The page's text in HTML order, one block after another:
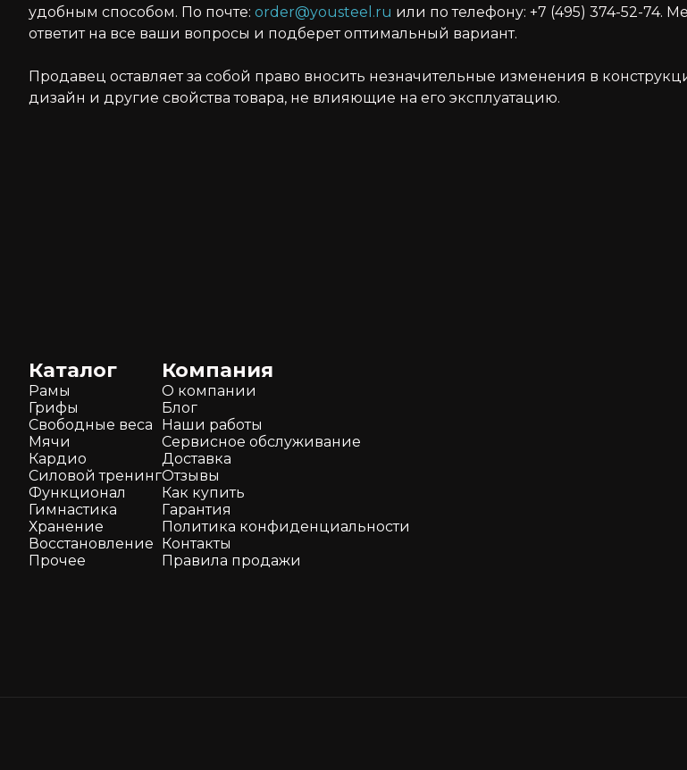
удобным способом. По почте: order@yousteel.ru или по телефону: +7 (495) 374-52-74.
ответит на все ваши вопросы и подберет оптимальный вариант.
Продавец оставляет за собой право вносить незначительные изменения в
дизайн и другие свойства товара, не влияющие на его эксплуатацию.
Каталог
Рамы
Грифы
Свободные веса
Мячи
Кардио
Силовой тренинг
Функционал
Гимнастика
Хранение
Восстановление
Прочее
Компания
О компании
Блог
Наши работы
Сервисное обслуживание
Доставка
Отзывы
Как кyпить
Гарантия
Политика конфиденциальности
Контакты
Правила продажи